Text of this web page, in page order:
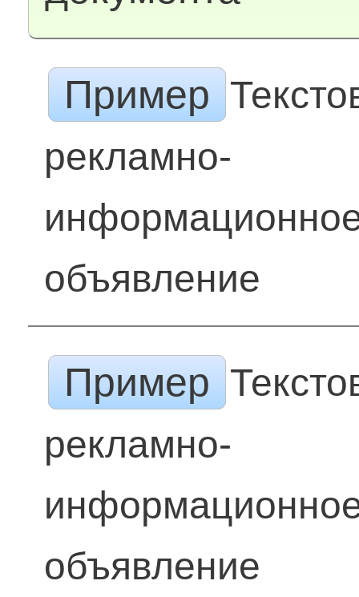
Пример
рекламно-
объявление
Пример
рекламно-
объявление